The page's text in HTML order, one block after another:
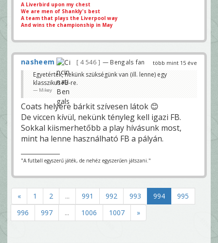
A Liverbird upon my chest
We are men of Shankly's best
A team that plays the Liverpool way
And wins the championship in May
több mint 15 éve
nasheem 4 546 — Bengals fan
Egyetértek, nekünk szükségünk van (ill. lenne) egy
klasszikus FB-re.
Mikey
Coats helyére bárkit szívesen látok 😊
De viccen kívül, nekünk tényleg kell igazi FB.
Sokkal kiismerhetőbb a play hívásunk most,
mint ha lenne használható FB a pályán.
"A futball egyszerű játék, de nehéz egyszerűen játszani."
« 1 2 ... 991 992 993 994
995
996
997 ... 1006 1007 »